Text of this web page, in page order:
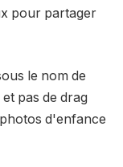
pour partager
le nom de
pas de drag
d'enfance